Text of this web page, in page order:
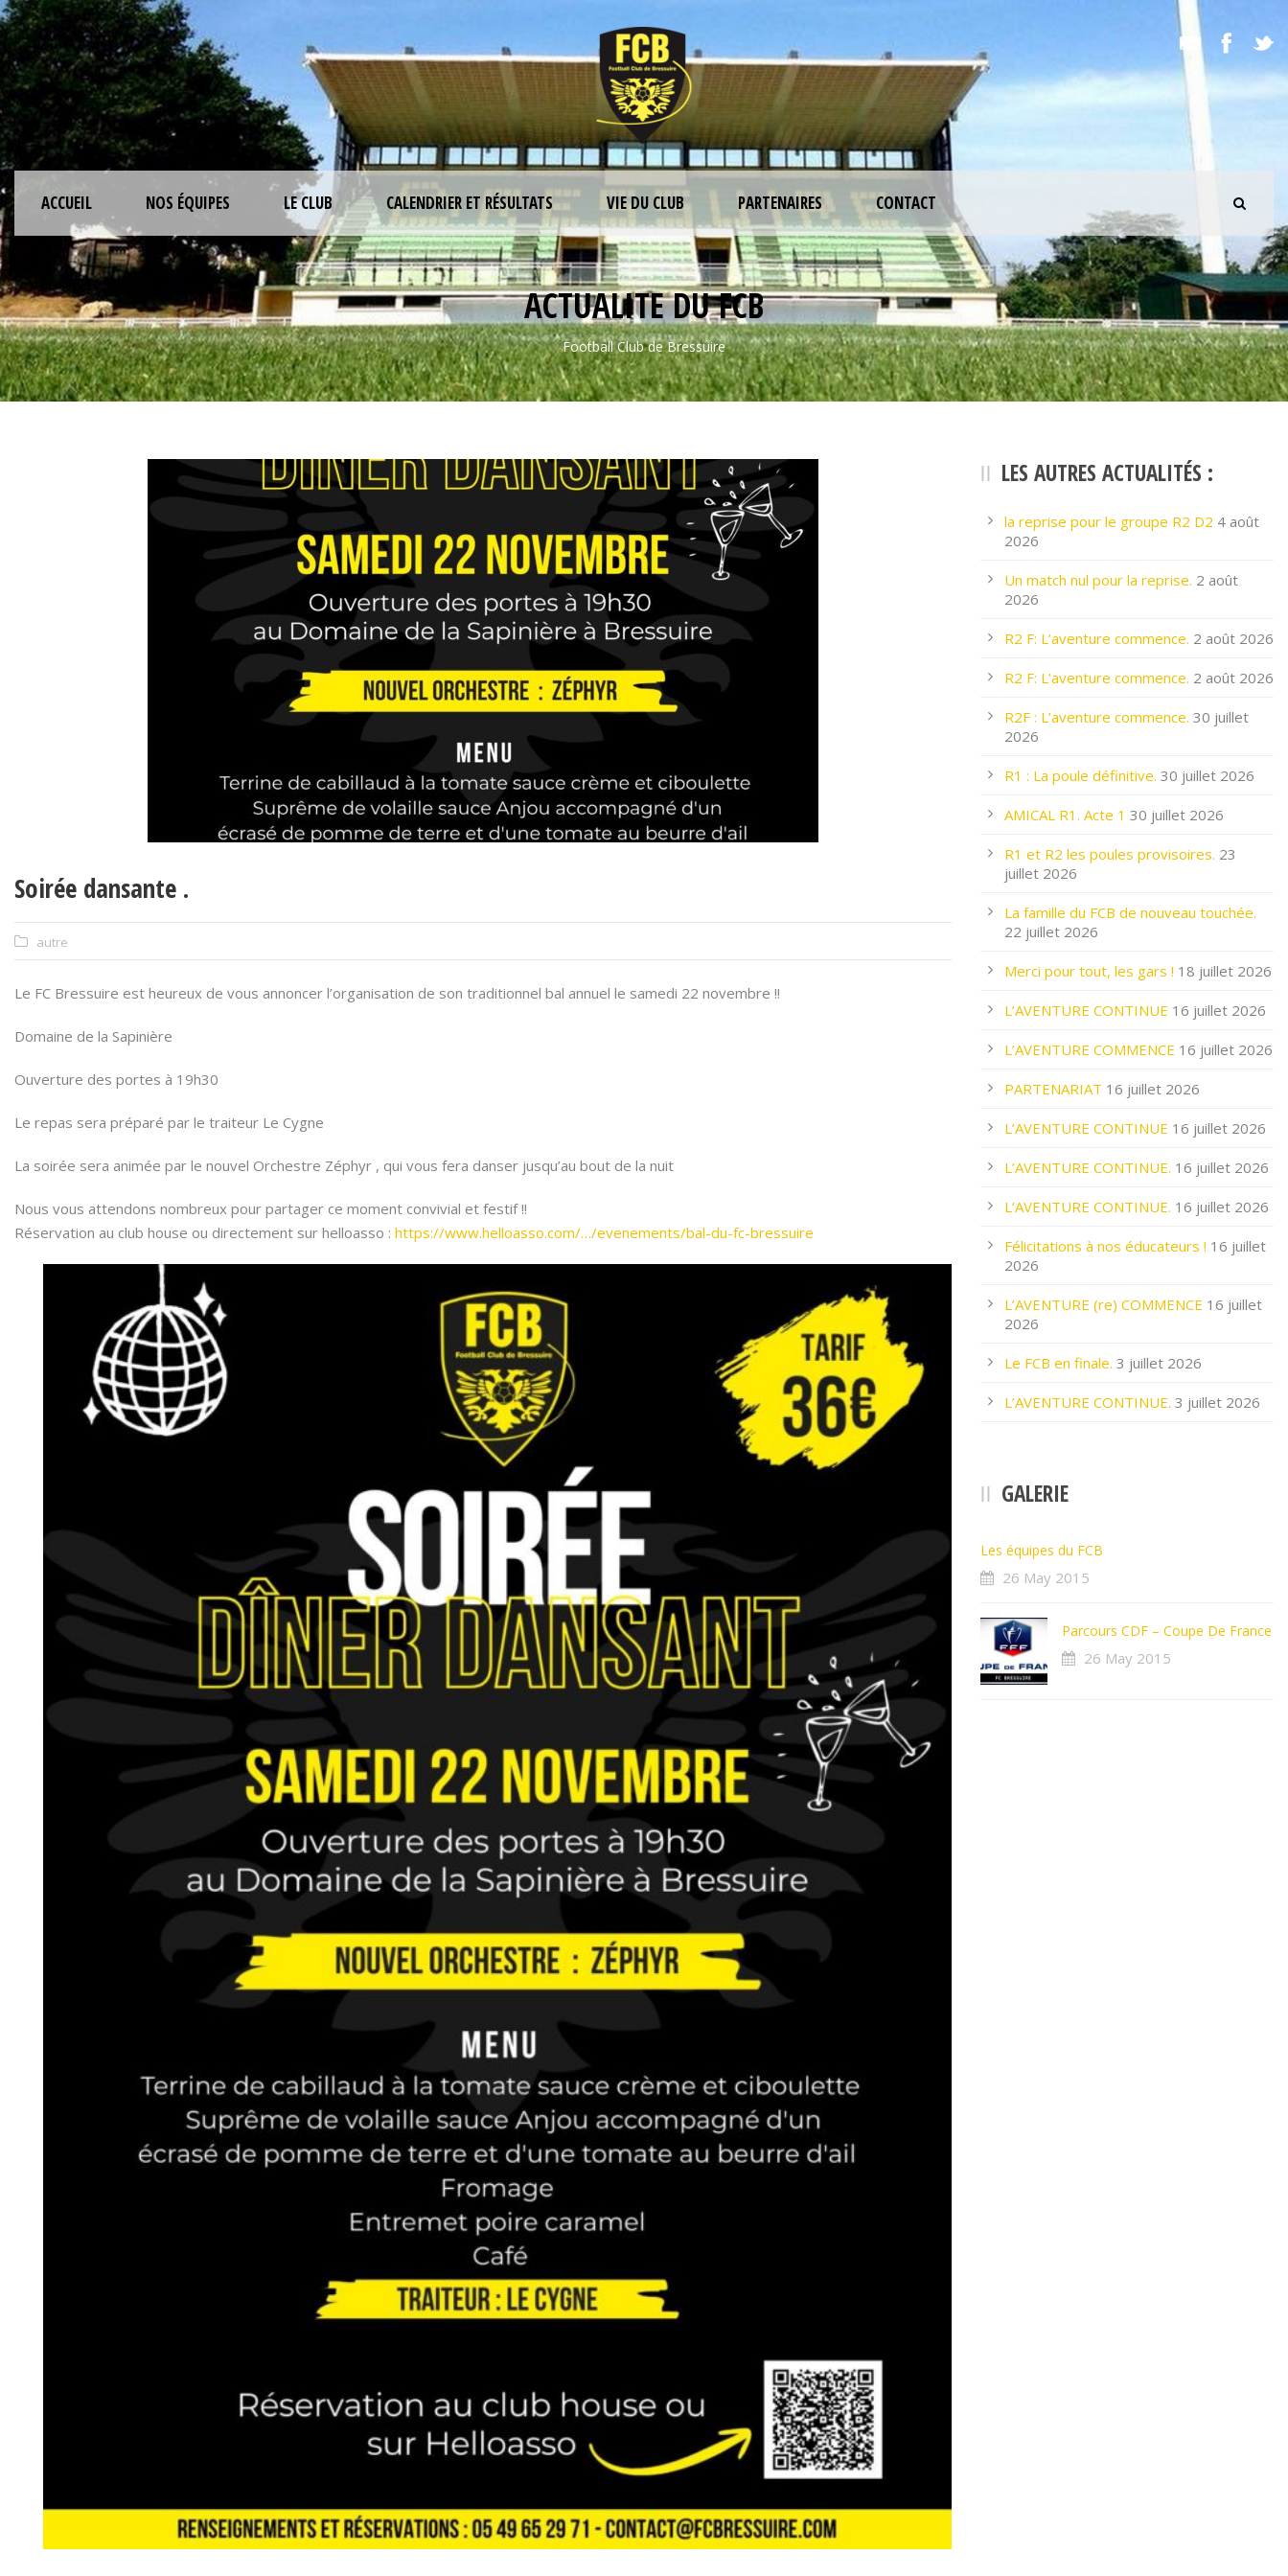
ACCUEIL NOS ÉQUIPES LE CLUB CALENDRIER ET RÉSULTATS VIE DU CLUB PARTENAIRES CONTACT
ACTUALITE DU FCB
Football Club de Bressuire
Soirée dansante .
autre
Le FC Bressuire est heureux de vous annoncer l’organisation de son traditionnel bal annuel le samedi 22 novembre !!
Domaine de la Sapinière
Ouverture des portes à 19h30
Le repas sera préparé par le traiteur Le Cygne
La soirée sera animée par le nouvel Orchestre Zéphyr , qui vous fera danser jusqu’au bout de la nuit
Nous vous attendons nombreux pour partager ce moment convivial et festif !!
Réservation au club house ou directement sur helloasso : https://www.helloasso.com/…/evenements/bal-du-fc-bressuire
LES AUTRES ACTUALITÉS :
la reprise pour le groupe R2 D2 4 août
2026
Un match nul pour la reprise. 2 août
2026
R2 F: L’aventure commence. 2 août 2026
R2 F: L’aventure commence. 2 août 2026
R2F : L’aventure commence. 30 juillet
2026
R1 : La poule définitive. 30 juillet 2026
AMICAL R1. Acte 1 30 juillet 2026
R1 et R2 les poules provisoires. 23
juillet 2026
La famille du FCB de nouveau touchée.
22 juillet 2026
Merci pour tout, les gars ! 18 juillet 2026
L’AVENTURE CONTINUE 16 juillet 2026
L’AVENTURE COMMENCE 16 juillet 2026
PARTENARIAT 16 juillet 2026
L’AVENTURE CONTINUE 16 juillet 2026
L’AVENTURE CONTINUE. 16 juillet 2026
L’AVENTURE CONTINUE. 16 juillet 2026
Félicitations à nos éducateurs ! 16 juillet
2026
L’AVENTURE (re) COMMENCE 16 juillet
2026
Le FCB en finale. 3 juillet 2026
L’AVENTURE CONTINUE. 3 juillet 2026
GALERIE
Les équipes du FCB
26 May 2015
Parcours CDF – Coupe De France
26 May 2015